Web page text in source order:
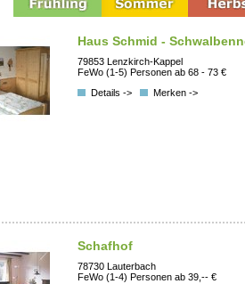
Haus Schmid -
79853 Lenzkirch-Kappel
FeWo (1-5) Personen ab 68 - 73 €
Details ->
Merken ->
Schafhof
78730 Lauterbach
FeWo (1-4) Personen ab 39,-- €